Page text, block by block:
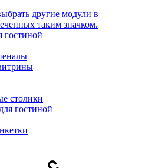
другие модули в
таким значком.
гостиной
столики
гостиной